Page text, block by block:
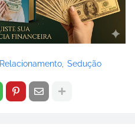
Relacionamento Sedução